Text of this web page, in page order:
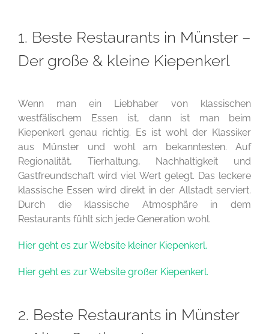
1. Beste Restaurants in Münster –
Der große & kleine Kiepenkerl
Wenn man ein Liebhaber von klassischen
westfälischem Essen ist, dann ist man beim
Kiepenkerl genau richtig. Es ist wohl der Klassiker
aus Münster und wohl am bekanntesten. Auf
Regionalität, Tierhaltung, Nachhaltigkeit und
Gastfreundschaft wird viel Wert gelegt. Das leckere
klassische Essen wird direkt in der Allstadt serviert.
Durch die klassische Atmosphäre in dem
Restaurants fühlt sich jede Generation wohl.
Hier geht es zur Website kleiner Kiepenkerl.
Hier geht es zur Website großer Kiepenkerl.
2. Beste Restaurants in Münster